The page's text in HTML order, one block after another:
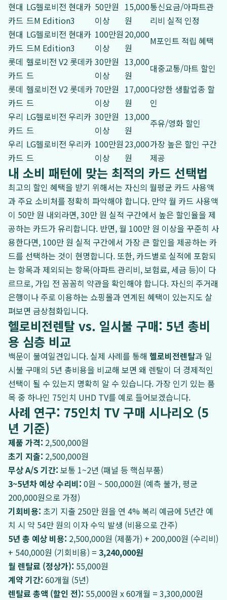
현대
카드
LG헬로비전 현대카
드M Edition3
50만원
이상
15,000
원
통신요금/아파트관
리비 실적 인정
현대
카드
LG헬로비전 현대카
드M Edition3
100만원
이상
20,000
원
M포인트 적립 혜택
롯데
카드
헬로비전 V2 롯데카
드
30만원
이상
13,000
원
대중교통/마트 할인
롯데
카드
헬로비전 V2 롯데카
드
70만원
이상
17,000
원
다양한 생활업종 할
인
우리
카드
LG헬로비전 우리카
드
30만원
이상
13,000
원
주유/영화 할인
우리
카드
LG헬로비전 우리카
드
100만원
이상
23,000
원
가장 높은 할인 구간
제공
내 소비 패턴에 맞는 최적의 카드 선택법
최고의 할인 혜택을 받기 위해서는 자신의 월평균 카드 사용액
과 주요 소비처를 정확히 파악해야 합니다. 만약 월 카드 사용액
이 50만 원 내외라면, 30만 원 실적 구간에서 높은 할인율을 제
공하는 카드가 유리합니다. 반면, 월 100만 원 이상을 꾸준히 사
용한다면, 100만 원 실적 구간에서 가장 큰 할인을 제공하는 카
드를 선택하는 것이 현명합니다. 또한, 카드별로 실적에 포함되
는 항목과 제외되는 항목(아파트 관리비, 보험료, 세금 등)이 다
르므로, 가입 전 꼼꼼히 약관을 확인해야 합니다. 자신의 주거래
은행이나 주로 이용하는 쇼핑몰과 연계된 혜택이 있는지도 살
펴보면 금상첨화입니다.
헬로비전렌탈 vs. 일시불 구매: 5년 총비
용 심층 비교
백문이 불여일견입니다. 실제 사례를 통해 헬로비전렌탈과 일
시불 구매의 5년 총비용을 비교해 보면 왜 렌탈이 더 경제적인
선택이 될 수 있는지 명확히 알 수 있습니다. 가장 인기 있는 품
목 중 하나인 75인치 UHD TV를 예로 들어보겠습니다.
사례 연구: 75인치 TV 구매 시나리오 (5
년 기준)
제품 가격: 2,500,000원
초기 지출: 2,500,000원
무상 A/S 기간: 보통 1~2년 (패널 등 핵심부품)
3~5년차 예상 수리비: 0원 ~ 500,000원 (예측 불가, 평균
200,000원으로 가정)
기회비용: 초기 지출 250만 원을 연 4% 복리 예금에 5년간 예
치 시 약 54만 원의 이자 수익 발생 (비용으로 간주)
5년 총 예상 비용: 2,500,000원 (제품가) + 200,000원 (수리비)
+ 540,000원 (기회비용) = 3,240,000원
월 렌탈료 (정상가): 55,000원
계약 기간: 60개월 (5년)
렌탈료 총액 (할인 전): 55,000원 x 60개월 = 3,300,000원